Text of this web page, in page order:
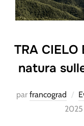
TRA CIELO
natura
par francograd
2025